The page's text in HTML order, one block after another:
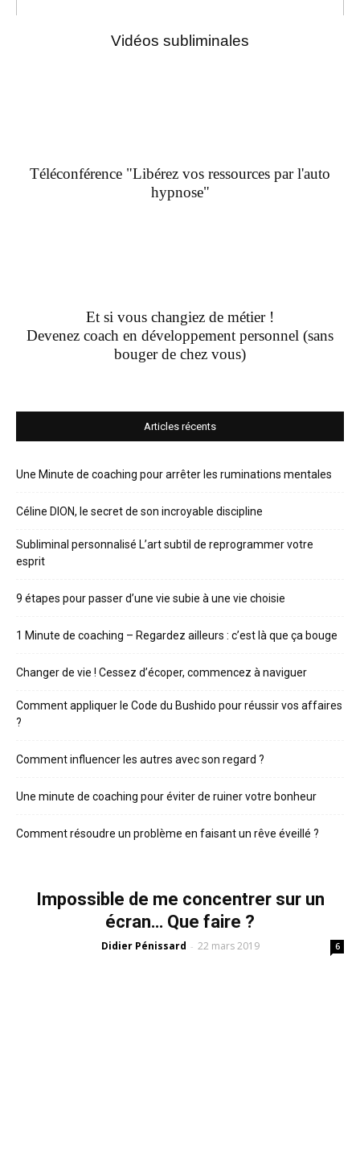
Vidéos subliminales
Téléconférence "Libérez vos ressources par l'auto
hypnose"
Et si vous changiez de métier !
Devenez coach en développement personnel (sans
bouger de chez vous)
Articles récents
Une Minute de coaching pour arrêter les ruminations mentales
Céline DION, le secret de son incroyable discipline
Subliminal personnalisé L’art subtil de reprogrammer votre
esprit
9 étapes pour passer d’une vie subie à une vie choisie
1 Minute de coaching – Regardez ailleurs : c’est là que ça bouge
Changer de vie ! Cessez d’écoper, commencez à naviguer
Comment appliquer le Code du Bushido pour réussir vos affaires
?
Comment influencer les autres avec son regard ?
Une minute de coaching pour éviter de ruiner votre bonheur
Comment résoudre un problème en faisant un rêve éveillé ?
Impossible de me concentrer sur un
écran… Que faire ?
Didier Pénissard - 22 mars 2019 6